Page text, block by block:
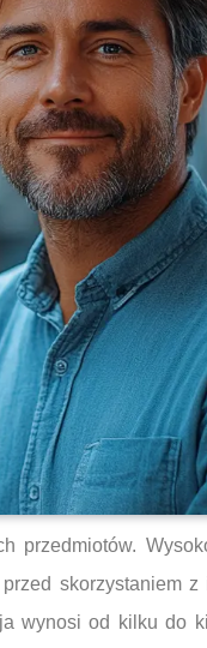
przedmiotów.
skorzystaniem
wynosi od kilku do